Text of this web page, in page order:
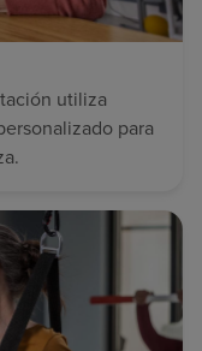
utiliza
para